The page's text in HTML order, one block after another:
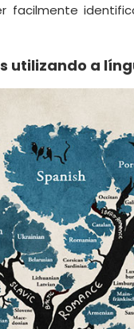
utilizando a